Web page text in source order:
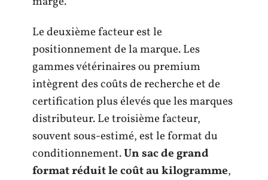
Le deuxième facteur est le
positionnement de la marque. Les
gammes vétérinaires ou premium
intègrent des coûts de recherche et de
certification plus élevés que les marques
distributeur. Le troisième facteur,
souvent sous-estimé, est le format du
conditionnement.Un sac de grand
format réduit le coût au kilogramme,